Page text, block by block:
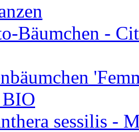
Bäumchen -
sessilis -